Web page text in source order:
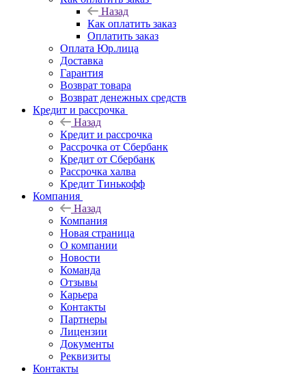
Назад
Как оплатить заказ
Оплатить заказ
Оплата Юр.лица
Доставка
Гарантия
Возврат товара
Возврат денежных средств
Кредит и рассрочка
Назад
Кредит и рассрочка
Рассрочка от Сбербанк
Кредит от Сбербанк
Рассрочка халва
Кредит Тинькофф
Компания
Назад
Компания
Новая страница
О компании
Новости
Команда
Отзывы
Карьера
Контакты
Партнеры
Лицензии
Документы
Реквизиты
Контакты